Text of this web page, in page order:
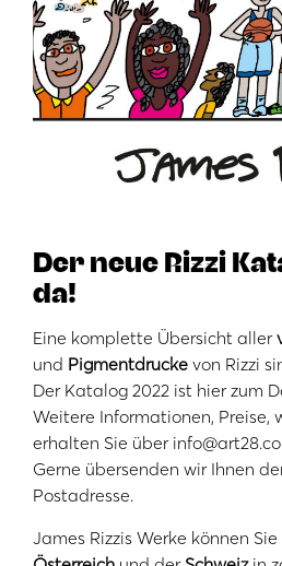
Der neue Rizzi
da!
Eine komplette Übersicht aller
und Pigmentdrucke von Rizzi
Der Katalog 2022 ist hierzum
Weitere Informationen, Preise,
erhalten Sie über
Gerne übersenden wir Ihnen
Postadresse.
James Rizzis Werke können Sie